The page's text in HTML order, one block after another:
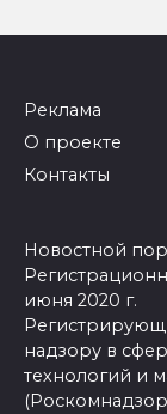
Реклама
О проекте
Контакты
Новостной
июня 2020 г.
надзору в
технологий и